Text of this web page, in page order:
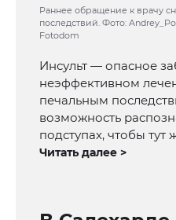
Раннее обращение к врачу
последствий. Фото:
Fotodom
Инсульт — опасное
неэффективном
печальным
возможность
подступах, чтобы тут
Читать далее >